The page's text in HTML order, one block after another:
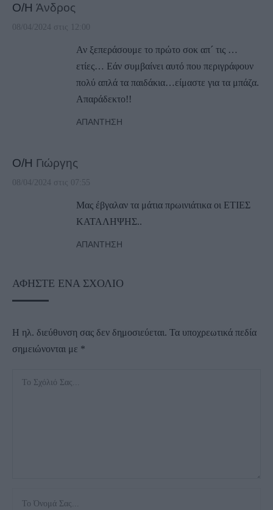
Ο/Η Άνδρος
08/04/2024 στις 12:00
Αν ξεπεράσουμε το πρώτο σοκ απ´ τις …
ετίες… Εάν συμβαίνει αυτό που περιγράφουν
πολύ απλά τα παιδάκια…είμαστε για τα μπάζα.
Απαράδεκτο!!
ΑΠΆΝΤΗΣΗ
Ο/Η Γιώργης
08/04/2024 στις 07:55
Μας έβγαλαν τα μάτια πρωινιάτικα οι ΕΤΙΕΣ
ΚΑΤΑΛΗΨΗΣ..
ΑΠΆΝΤΗΣΗ
ΑΦΉΣΤΕ ΈΝΑ ΣΧΌΛΙΟ
Η ηλ. διεύθυνση σας δεν δημοσιεύεται. Τα υποχρεωτικά πεδία
σημειώνονται με *